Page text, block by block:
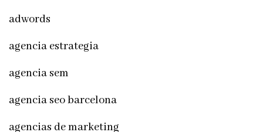
adwords
agencia estrategia
agencia sem
agencia seo barcelona
agencias de marketing